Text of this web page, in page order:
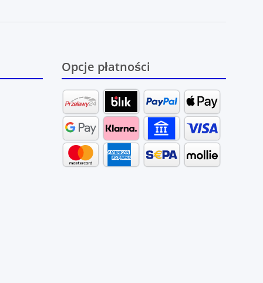
Opcje płatności